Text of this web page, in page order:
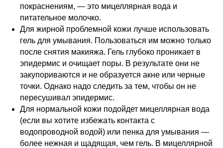
покраснениям, — это мицеллярная вода и
питательное молочко.
Для жирной проблемной кожи лучше использовать
гель для умывания. Пользоваться им можно только
после снятия макияжа. Гель глубоко проникает в
эпидермис и очищает поры. В результате они не
закупориваются и не образуется акне или черные
точки. Однако надо следить за тем, чтобы он не
пересушивал эпидермис.
Для нормальной кожи подойдет мицеллярная вода
(если вы хотите избежать контакта с
водопроводной водой) или пенка для умывания —
более нежная и щадящая, чем гель. В мицеллярной